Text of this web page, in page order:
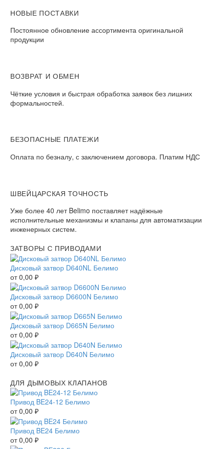
НОВЫЕ ПОСТАВКИ
Постоянное обновление ассортимента оригинальной
продукции
ВОЗВРАТ И ОБМЕН​
Чёткие условия и быстрая обработка заявок без лишних
формальностей.​
БЕЗОПАСНЫЕ ПЛАТЕЖИ​
Оплата по безналу, с заключением договора. Платим НДС​
ШВЕЙЦАРСКАЯ ТОЧНОСТЬ
Уже более 40 лет Belimo поставляет надёжные
исполнительные механизмы и клапаны для автоматизации
инженерных систем.
ЗАТВОРЫ С ПРИВОДАМИ
Дисковый затвор D640NL Белимо
от0,00 ₽
Дисковый затвор D6600N Белимо
от0,00 ₽
Дисковый затвор D665N Белимо
от0,00 ₽
Дисковый затвор D640N Белимо
от0,00 ₽
ДЛЯ ДЫМОВЫХ КЛАПАНОВ
Привод BE24-12 Белимо
от0,00 ₽
Привод BE24 Белимо
от0,00 ₽